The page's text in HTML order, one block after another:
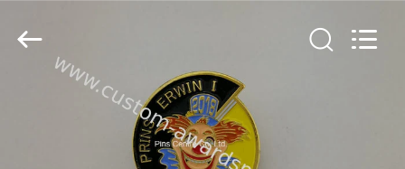
HOGAR
PRODUCTOS
Rights